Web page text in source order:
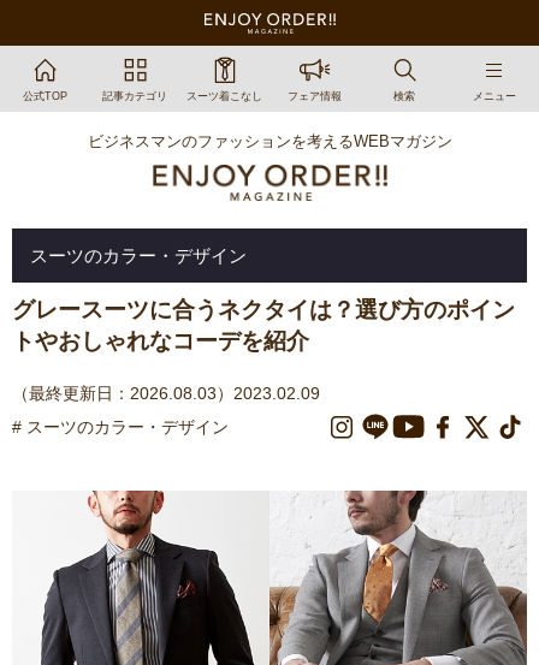
公式TOP 記事カテゴリ スーツ着こなし フェア情報 検索 メニュー
ビジネスマンのファッションを考えるWEBマガジン
スーツのカラー・デザイン
グレースーツに合うネクタイは？選び方のポイン
トやおしゃれなコーデを紹介
（最終更新日：2026.08.03）2023.02.09
# スーツのカラー・デザイン